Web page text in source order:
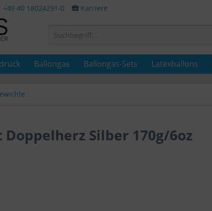
+49 40 18024291-0 Karriere
Ballongas Ballongas-Sets Latexballons
Silber 170g/6oz